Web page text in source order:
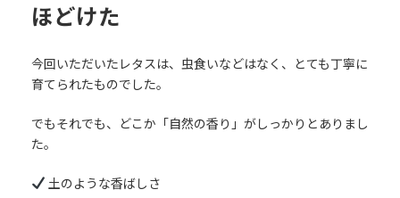
ほどけた
今回いただいたレタスは、虫食いなどはなく、とても丁寧に
育てられたものでした。
でもそれでも、どこか「自然の香り」がしっかりとありまし
た。
土のような香ばしさ